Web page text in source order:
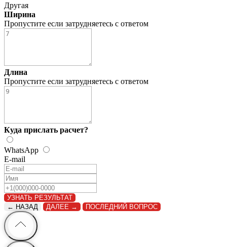
WhatsApp
Расчет
Звонок
Другая
Ширина
Пропустите если затрудняетесь с ответом
Длина
Пропустите если затрудняетесь с ответом
Куда прислать расчет?
WhatsApp
E-mail
УЗНАТЬ РЕЗУЛЬТАТ
← НАЗАД
ДАЛЕЕ → ПОСЛЕДНИЙ ВОПРОС